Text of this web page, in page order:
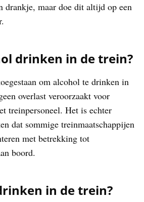
drankje, maar doe dit altijd op een
drinken in de trein?
om alcohol te drinken in
overlast veroorzaakt voor
treinpersoneel. Het is echter
dat sommige treinmaatschappijen
met betrekking tot
boord.
in de trein?